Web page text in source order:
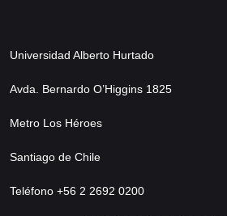
Universidad Alberto Hurtado
Avda. Bernardo O’Higgins 1825
Metro Los Héroes
Santiago de Chile
Teléfono +56 2 2692 0200